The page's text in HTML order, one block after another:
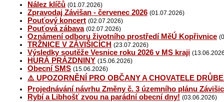
Nález klíčů (01.07.2026)
Zpravodaj Závišan - červenec 2026 (01.07.2026)
Pouťový koncert (02.07.2026)
Pouťová zábava (02.07.2026)
Oznámení odboru životního prostředí MěÚ Kopřivnice
TRŽNICE V ZÁVIŠICÍCH (23.07.2026)
Výsledky soutěže Vesnice roku 2026 v MS kraji
HURÁ PRÁZDNINY (15.06.2026)
Obecní SMS (15.06.2026)
⚠️ UPOZORNĚNÍ PRO OBČANY A CHOVATELE
Projednávání návrhu Změny č. 3 územního plánu Závišic
Rybí a Libhošť zvou na parádní obecní dny! (03.06.2026)